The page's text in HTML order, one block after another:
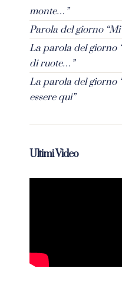
monte…”
Parola del giorno
La parola del giorno
di ruote…”
La parola del giorno
essere qui”
Ultimi Video